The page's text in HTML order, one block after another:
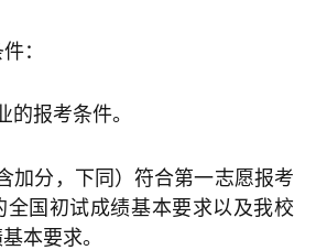
：
的报考条件。
加分，下同）符合第一志愿报考
全国初试成绩基本要求以及我校
本要求。